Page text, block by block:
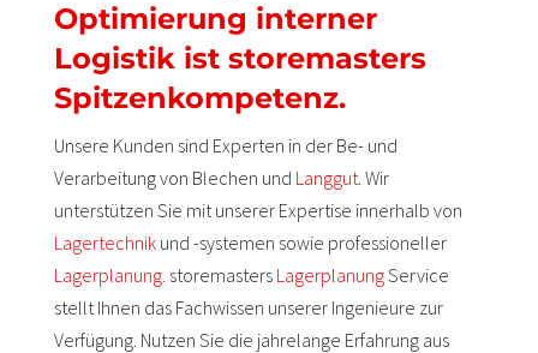
Optimierung interner
Logistik ist storemasters
Spitzenkompetenz.
Unsere Kunden sind Experten in der Be- und
Verarbeitung von Blechen und Langgut. Wir
unterstützen Sie mit unserer Expertise innerhalb von
Lagertechnikund -systemen sowie professioneller
Lagerplanung. storemasters LagerplanungService
stellt Ihnen das Fachwissen unserer Ingenieure zur
Verfügung. Nutzen Sie die jahrelange Erfahrung aus